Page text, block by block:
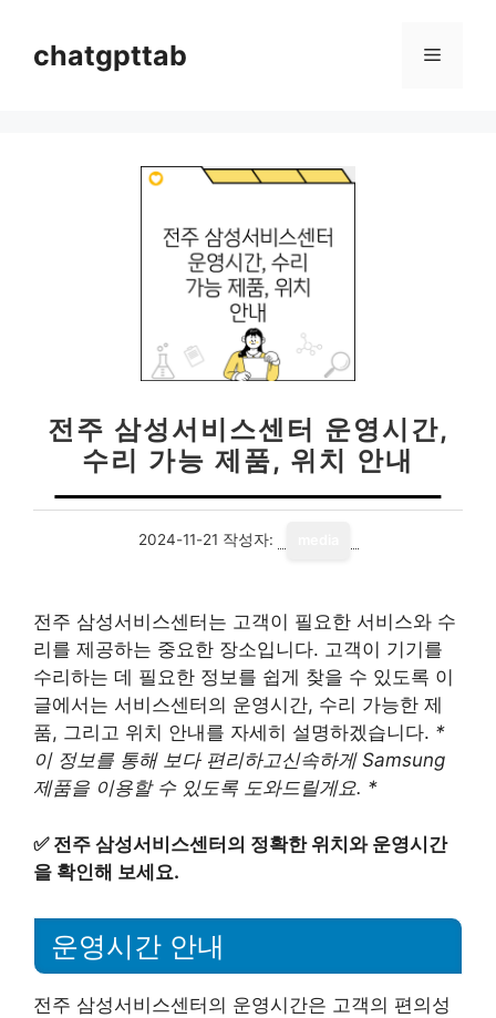
chatgpttab 메
전주 삼성서비스센터 운영시간,
수리 가능 제품, 위치 안내
2024-11-21 작성자:
전주 삼성서비스센터는 고객이 필요한 서비스와 수
리를 제공하는 중요한 장소입니다. 고객이 기기를
수리하는 데 필요한 정보를 쉽게 찾을 수 있도록 이
글에서는 서비스센터의 운영시간, 수리 가능한 제
품, 그리고 위치 안내를 자세히 설명하겠습니다. *
이 정보를 통해 보다 편리하고신속하게 Samsung
제품을 이용할 수 있도록 도와드릴게요. *
✅ 전주 삼성서비스센터의 정확한 위치와 운영시간
을 확인해 보세요.
운영시간 안내
전주 삼성서비스센터의 운영시간은 고객의 편의성